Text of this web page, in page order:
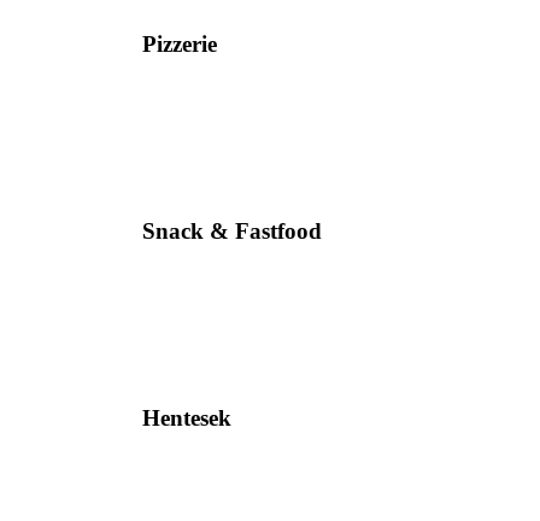
Pizzerie
Snack & Fastfood
Hentesek